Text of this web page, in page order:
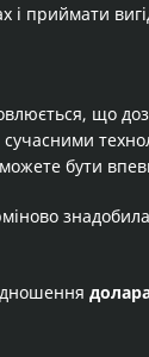
і приймати
що
бути